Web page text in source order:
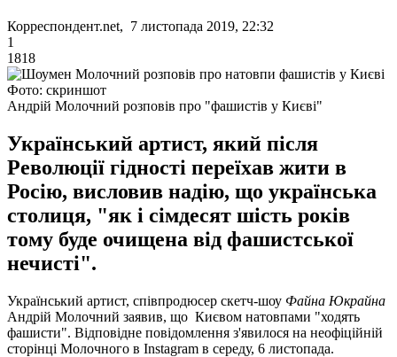
Корреспондент.net, 7 листопада 2019, 22:32
1
1818
Фото: скриншот
Андрій Молочний розповів про "фашистів у Києві"
Український артист, який після
Революції гідності переїхав жити в
Росію, висловив надію, що українська
столиця, "як і сімдесят шість років
тому буде очищена від фашистської
нечисті".
Український артист, співпродюсер скетч-шоу Файна Юкрайна
Андрій Молочний заявив, що Києвом натовпами "ходять
фашисти". Відповідне повідомлення з'явилося на неофіційній
сторінці Молочного в Instagram в середу, 6 листопада.